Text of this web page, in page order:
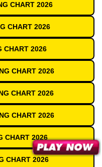
CHART 2026
CHART 2026
CHART 2026
CHART 2026
CHART 2026
CHART 2026
CHART 2026
CHART 2026